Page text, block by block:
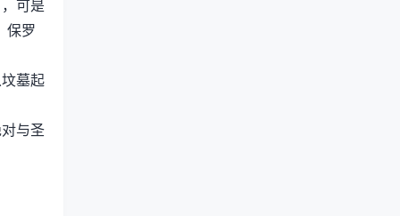
可是
保罗
墓起
与圣